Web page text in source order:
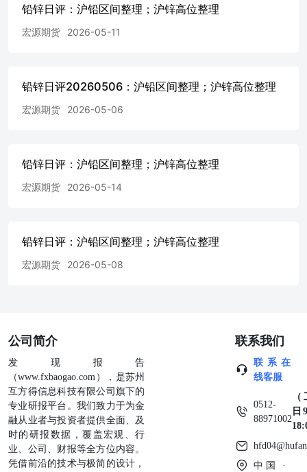
铅锌日评：沪铅区间整理；沪锌高位整理
宏源期货 2026-05-11
铅锌日评20260506：沪铅区间整理；沪锌高位整理
宏源期货 2026-05-06
铅锌日评：沪铅区间整理；沪锌高位整理
宏源期货 2026-05-14
铅锌日评：沪铅区间整理；沪锌高位整理
宏源期货 2026-05-08
公司简介
发现报告
（www.fxbaogao.com），是苏州
互方得信息科技有限公司旗下的
专业研报平台。我们致力于为金
融从业者与投资者提供全面、及
时的研报数据，覆盖宏观、行
业、公司、财报等全方位内容。
凭借前沿的技术与极简的设计，
联系我们
联系在
线客服
0512-
88971002
日
中国 ·